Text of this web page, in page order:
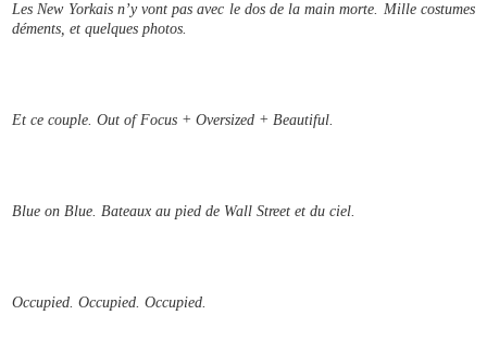
Les New Yorkais n’y vont pas avec le dos de la main morte. Mille costumes
déments, et quelques photos.
Et ce couple. Out of Focus + Oversized + Beautiful.
Blue on Blue. Bateaux au pied de Wall Street et du ciel.
Occupied. Occupied. Occupied.